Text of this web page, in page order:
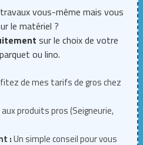
vous-même mais vous
le matériel ?
sur le choix de votre
ou lino.
de mes tarifs de gros chez
produits pros (Seigneurie,
:Un simple conseil pour vous